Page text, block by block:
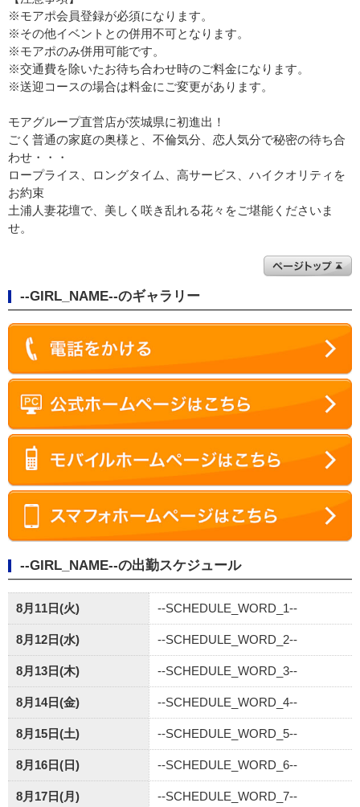
※モアポ会員登録が必須になります。
※その他イベントとの併用不可となります。
※モアポのみ併用可能です。
※交通費を除いたお待ち合わせ時のご料金になります。
※送迎コースの場合は料金にご変更があります。
モアグループ直営店が茨城県に初進出！
ごく普通の家庭の奥様と、不倫気分、恋人気分で秘密の待ち合
わせ・・・
ロープライス、ロングタイム、高サービス、ハイクオリティを
お約束
土浦人妻花壇で、美しく咲き乱れる花々をご堪能くださいま
せ。
--GIRL_NAME--のギャラリー
--GIRL_NAME--の出勤スケジュール
8月11日(火) --SCHEDULE_WORD_1--
8月12日(水) --SCHEDULE_WORD_2--
8月13日(木) --SCHEDULE_WORD_3--
8月14日(金) --SCHEDULE_WORD_4--
8月15日(土) --SCHEDULE_WORD_5--
8月16日(日) --SCHEDULE_WORD_6--
8月17日(月) --SCHEDULE_WORD_7--